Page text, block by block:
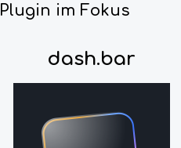
Plugin im Fokus
dash.bar